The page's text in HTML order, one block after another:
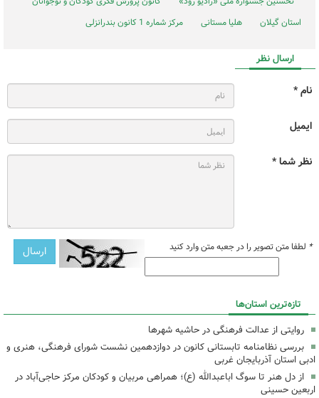
استان گیلان
هلیا مستانی مرکز شماره 1 کانون بندرانزلی
ارسال نظر
نام *
ایمیل
نظر شما *
* لطفا متن تصویر را در جعبه متن وارد کنید
تازه‌ترین استان‌ها
روایتی از عدالت فرهنگی در حاشیه شهرها
بررسی نظامنامه تابستانی کانون در دوازدهمین نشست شورای فرهنگی، هنری و
ادبی استان آذربایجان غربی
از دل هنر تا سوگ اباعبدالله (ع)؛ همراهی مربیان و کودکان مرکز حاجی‌آباد در
اربعین حسینی